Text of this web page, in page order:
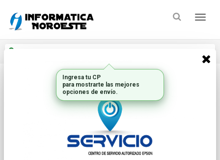
Pcs Y Notebooks Workstation